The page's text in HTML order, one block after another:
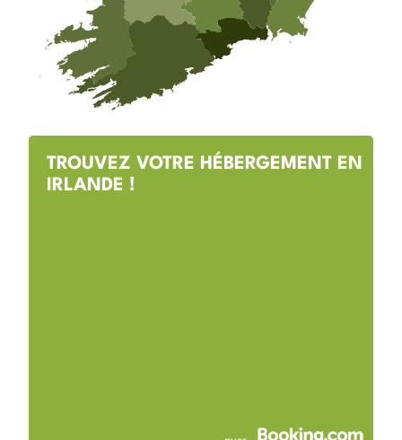
TROUVEZ VOTRE HÉBERGEMENT EN
IRLANDE !